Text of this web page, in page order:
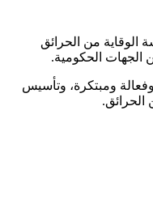
من الحرائق
الجهات الحكومية.
ومبتكرة، وتأسيس
الحرائق.